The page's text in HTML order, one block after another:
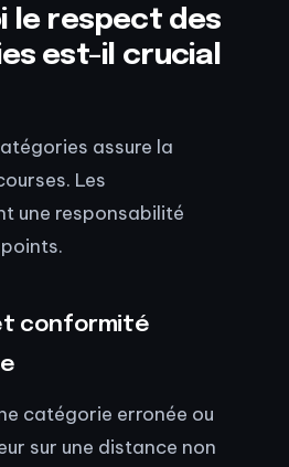
le respect des
est-il crucial
assure la
Les
une responsabilité
conformité
catégorie erronée ou
sur une distance non